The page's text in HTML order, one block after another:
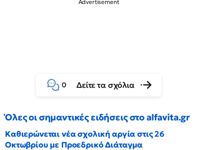
0 Δείτε τα σχόλια
Όλες οι σημαντικές ειδήσεις στο alfavita.gr
Καθιερώνεται νέα σχολική αργία στις 26
Οκτωβρίου με Προεδρικό Διάταγμα